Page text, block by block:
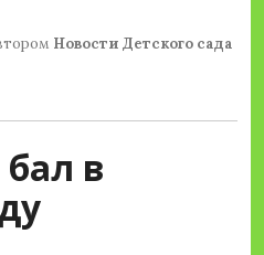
Новости Детского сада
в